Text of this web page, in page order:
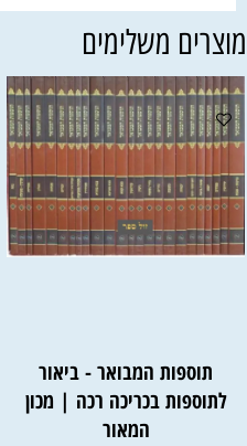
משלימים
תוספות המבואר - ביאור
לתוספות בכריכה רכה | מכון
המאור